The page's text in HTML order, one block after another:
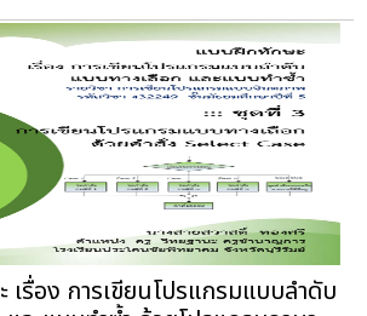
รื่อง การเขียนโปรแกรมแบบลำดับ